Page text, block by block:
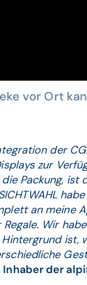
vor Ort
der
zur
Packung, ist
an meine
Wir
ist,
Inhaber der